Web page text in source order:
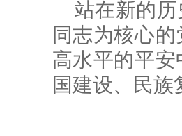
站在新的
同志为核心
高水平的平
国建设、民